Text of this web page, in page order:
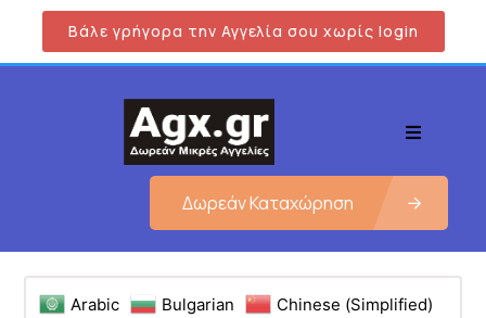
Βάλε γρήγορα την Αγγελία σου χωρίς login
Δωρεάν Καταχώρηση
Arabic Bulgarian
Chinese (Simplified)